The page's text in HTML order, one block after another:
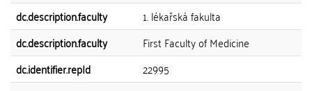
dc.description.faculty
1. lékařská fakulta
dc.description.faculty
First Faculty of Medicine
dc.identifier.repId
22995